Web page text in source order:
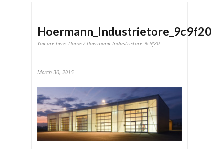
Hoermann_Industrietore_9c9f20
You are here: Home/ Hoermann_Industrietore_9c9f20
March 30, 2015